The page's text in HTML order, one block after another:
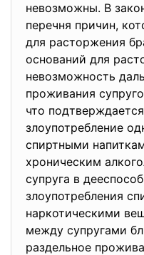
невозможны. В
перечня причин,
для расторжения
оснований для
невозможность
проживания
что
злоупотребление
спиртными
хроническим
супруга в
злоупотребления
наркотическими
между супругами
раздельное